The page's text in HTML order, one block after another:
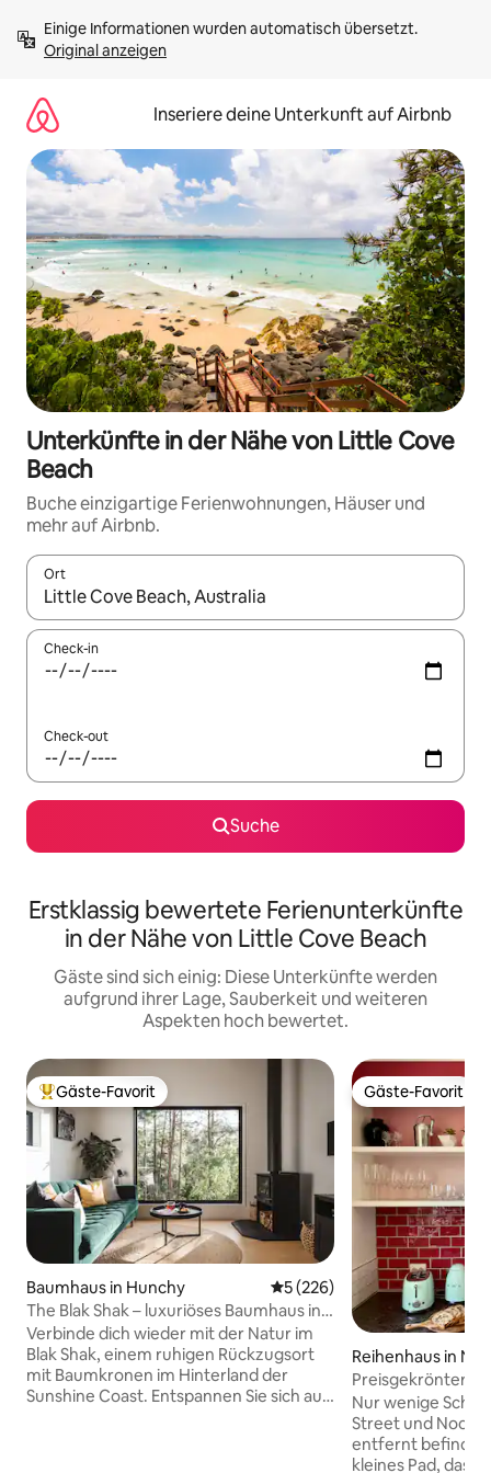
Inhalten
springenOriginal anzeigen
Inseriere deine Unterkunft auf Airbnb
Unterkünfte in der Nähe von Little Cove
Beach
Buche einzigartige Ferienwohnungen, Häuser und
mehr auf Airbnb.
Ort
Wenn Ergebnisse verfügbar sind, navigiere mit den
Check-in
Check-out
Suche
Erstklassig bewertete Ferienunterkünfte
in der Nähe von Little Cove Beach
Gäste sind sich einig: Diese Unterkünfte werden
aufgrund ihrer Lage, Sauberkeit und weiteren
Aspekten hoch bewertet.
Beliebter Gäste-Favorit.
Gäste-Favorit
Baumhaus in Hunchy Durchschnittliche
5 (226)
The Blak Shak – luxuriöses Baumhaus in
Montville
Verbinde dich wieder mit der Natur im
Blak Shak, einem ruhigen Rückzugsort
mit Baumkronen im Hinterland der
Sunshine Coast. Entspannen Sie sich auf
Gäste-Favorit
Gäste-Favorit
Reihenhaus in
Preisgekrönter
Noosa Beach!
Nur wenige
Street und
entfernt befindet
kleines Pad, das